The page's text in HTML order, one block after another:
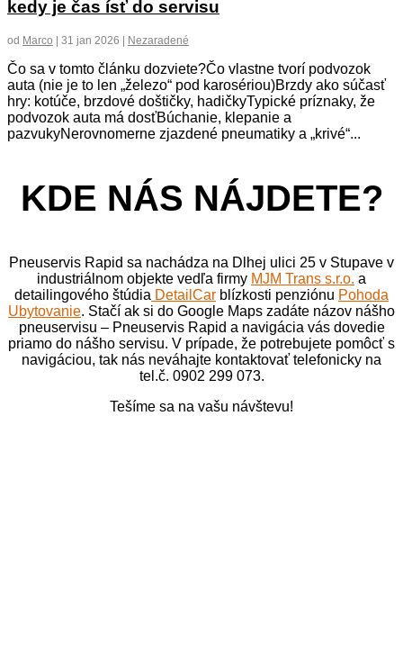
kedy je čas ísť do servisu
od Marco | 31 jan 2026 | Nezaradené
Čo sa v tomto článku dozviete?Čo vlastne tvorí podvozok
auta (nie je to len „železo“ pod karosériou)Brzdy ako súčasť
hry: kotúče, brzdové doštičky, hadičkyTypické príznaky, že
podvozok auta má dosťBúchanie, klepanie a
pazvukyNerovnomerne zjazdené pneumatiky a „krivé“...
KDE NÁS NÁJDETE?
Pneuservis Rapid sa nachádza na Dlhej ulici 25 v Stupave v
industriálnom objekte vedľa firmy MJM Trans s.r.o. a
detailingového štúdia DetailCar blízkosti penziónu Pohoda
Ubytovanie. Stačí ak si do Google Maps zadáte názov nášho
pneuservisu – Pneuservis Rapid a navigácia vás dovedie
priamo do nášho servisu. V prípade, že potrebujete pomôcť s
navigáciou, tak nás neváhajte kontaktovať telefonicky na
tel.č. 0902 299 073.
Tešíme sa na vašu návštevu!